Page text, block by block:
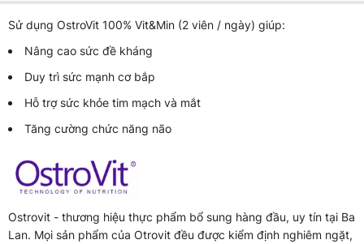
Sử dụng OstroVit 100% Vit&Min (2 viên / ngày) giúp:
Nâng cao sức đề kháng
Duy trì sức mạnh cơ bắp
Hỗ trợ sức khỏe tim mạch và mắt
Tăng cường chức năng não
Ostrovit - thương hiệu thực phẩm bổ sung hàng đầu, uy tín tại Ba
Lan. Mọi sản phẩm của Otrovit đều được kiểm định nghiêm ngặt,